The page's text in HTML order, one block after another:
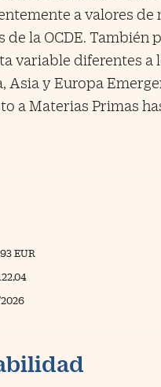
a valores de
la OCDE. También
variable diferentes a
y Europa
a Materias Primas
EUR